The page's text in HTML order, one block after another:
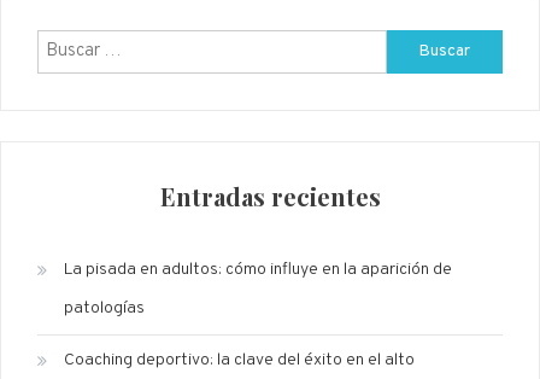
Buscar:
Entradas recientes
La pisada en adultos: cómo influye en la aparición de
patologías
Coaching deportivo: la clave del éxito en el alto